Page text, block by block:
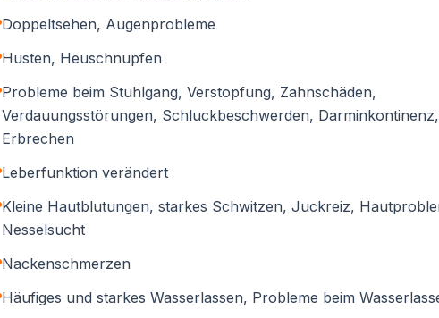
Doppeltsehen, Augenprobleme
Husten, Heuschnupfen
Probleme beim Stuhlgang, Verstopfung, Zahnschäden,
Verdauungsstörungen, Schluckbeschwerden, Darminkontinenz,
Erbrechen
Leberfunktion verändert
Kleine Hautblutungen, starkes Schwitzen, Juckreiz,
Nesselsucht
Nackenschmerzen
Häufiges und starkes Wasserlassen, Probleme beim